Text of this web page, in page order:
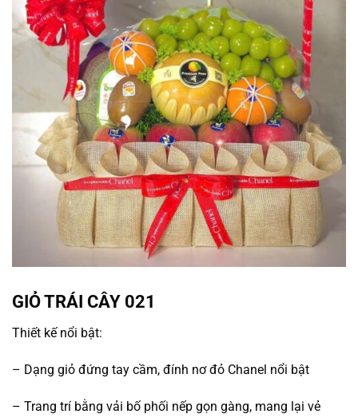
GIỎ TRÁI CÂY 021
Thiết kế nổi bật:
– Dạng giỏ đứng tay cầm, đính nơ đỏ Chanel nổi bật
– Trang trí bằng vải bố phối nếp gọn gàng, mang lại vẻ